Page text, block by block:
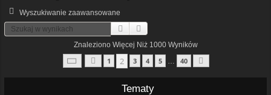
Wyszukiwanie zaawansowane
Szukaj
Znaleziono Więcej Niż 1000 Wyników
Strona Z 40
Poprzednia
1 2 3 4 5 40
Tematy